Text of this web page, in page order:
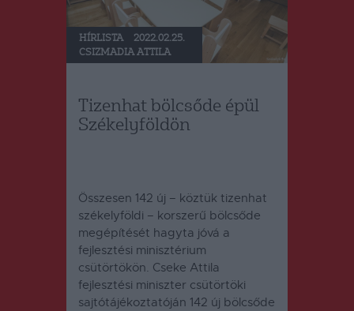
HÍRLISTA
2022.02.25.
CSIZMADIA ATTILA
Tizenhat bölcsőde épül
Székelyföldön
Összesen 142 új – köztük tizenhat
székelyföldi – korszerű bölcsőde
megépítését hagyta jóvá a
fejlesztési minisztérium
csütörtökön. Cseke Attila
fejlesztési miniszter csütörtöki
sajtótájékoztatóján 142 új bölcsőde